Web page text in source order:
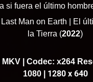
si fuera el último
Man on Earth | El
la Tierra (2022)
| MKV | Codec: x264
1080 | 1280 x 640